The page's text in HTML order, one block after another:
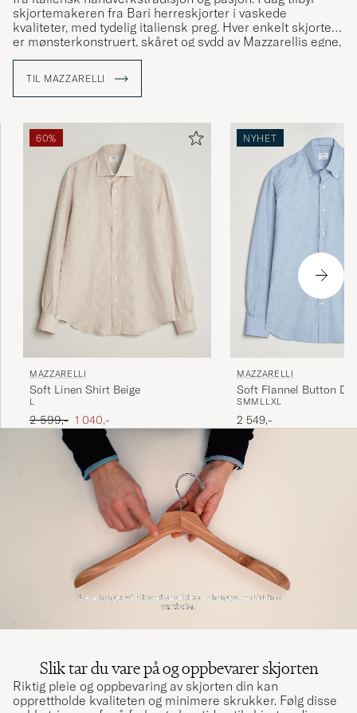
skjortemakeren fra Bari herreskjorter i vaskede
kvaliteter, med tydelig italiensk preg. Hver enkelt skjorte
er mønsterkonstruert, skåret og sydd av Mazzarellis egne,
dyktige skreddere. Flere moment utføres for hånd og alle
man et nøye utvalgt sortiment av Mazzarellis skjorter.
TIL MAZZARELLI
60%
MAZZARELLI
Soft Linen Shirt Beige
L
Ordinær pris
2 599,- Nedsatt pris
1 040,-
NYHET
MAZZARELLI
Soft Flannel Button
Light Blue
SMM LLXL
2 549,-
Slik tar du vare på og oppbevarer skjorten
Riktig pleie og oppbevaring av skjorten din kan
opprettholde kvaliteten og minimere skrukker. Følg disse